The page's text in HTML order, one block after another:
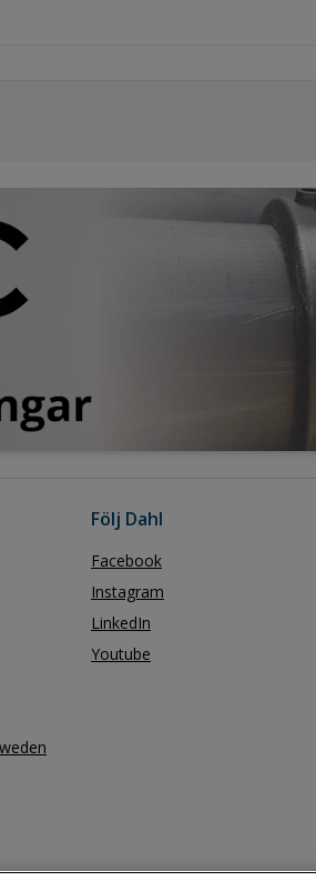
Följ Dahl
Facebook
Instagram
LinkedIn
Youtube